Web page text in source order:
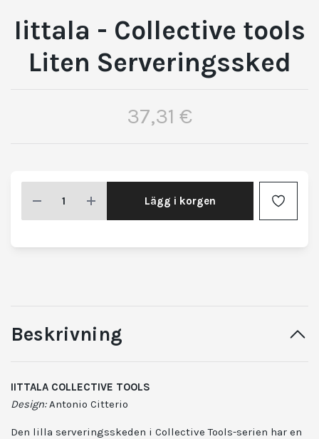
Iittala - Collective tools
Liten Serveringssked
37,31 €
Lägg i korgen
Beskrivning
IITTALA COLLECTIVE TOOLS
Design:Antonio Citterio
Den lilla serveringsskeden i Collective Tools-serien har en